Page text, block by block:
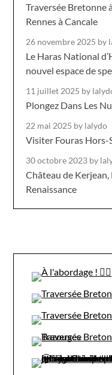
Traversée Bretonne
Rennes à Cancale
26 novembre 2025 by
Le Haras National
nouvel espace de
11 juillet 2025 by
Plongez Dans Les
22 mai 2025 by lalydo
Visiter Fouras Hors-
30 octobre 2023 by
Château de
Renaissance